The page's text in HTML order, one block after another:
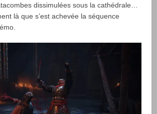
dissimulées sous la cathédrale…
là que s’est achevée la séquence